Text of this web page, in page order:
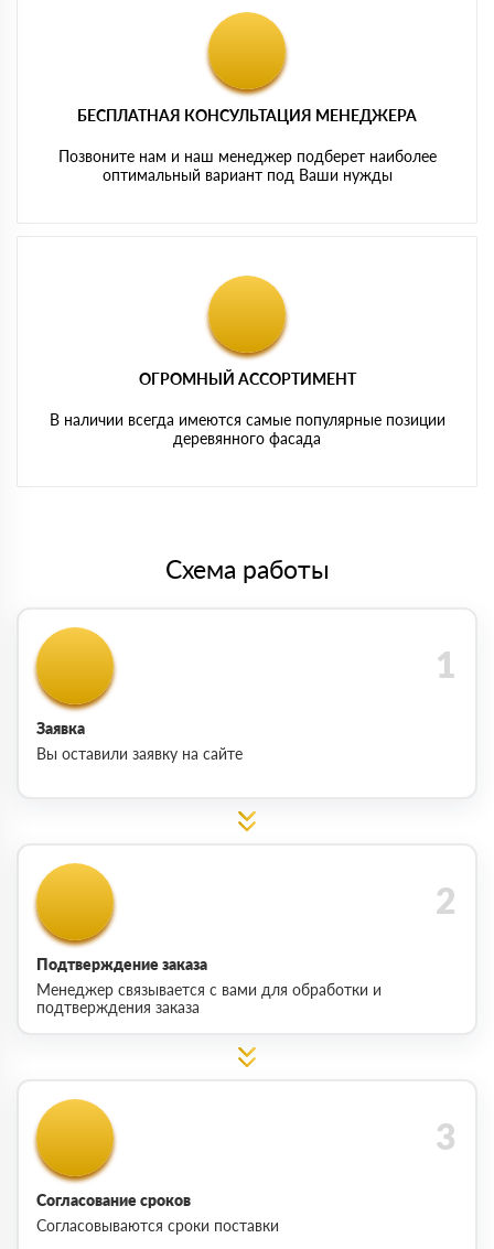
БЕСПЛАТНАЯ КОНСУЛЬТАЦИЯ МЕНЕДЖЕРА
Позвоните нам и наш менеджер подберет наиболее
оптимальный вариант под Ваши нужды
ОГРОМНЫЙ АССОРТИМЕНТ
В наличии всегда имеются самые популярные позиции
деревянного фасада
Схема работы
Заявка
Вы оставили заявку на сайте
Подтверждение заказа
Менеджер связывается с вами для обработки и
подтверждения заказа
Согласование сроков
Согласовываются сроки поставки